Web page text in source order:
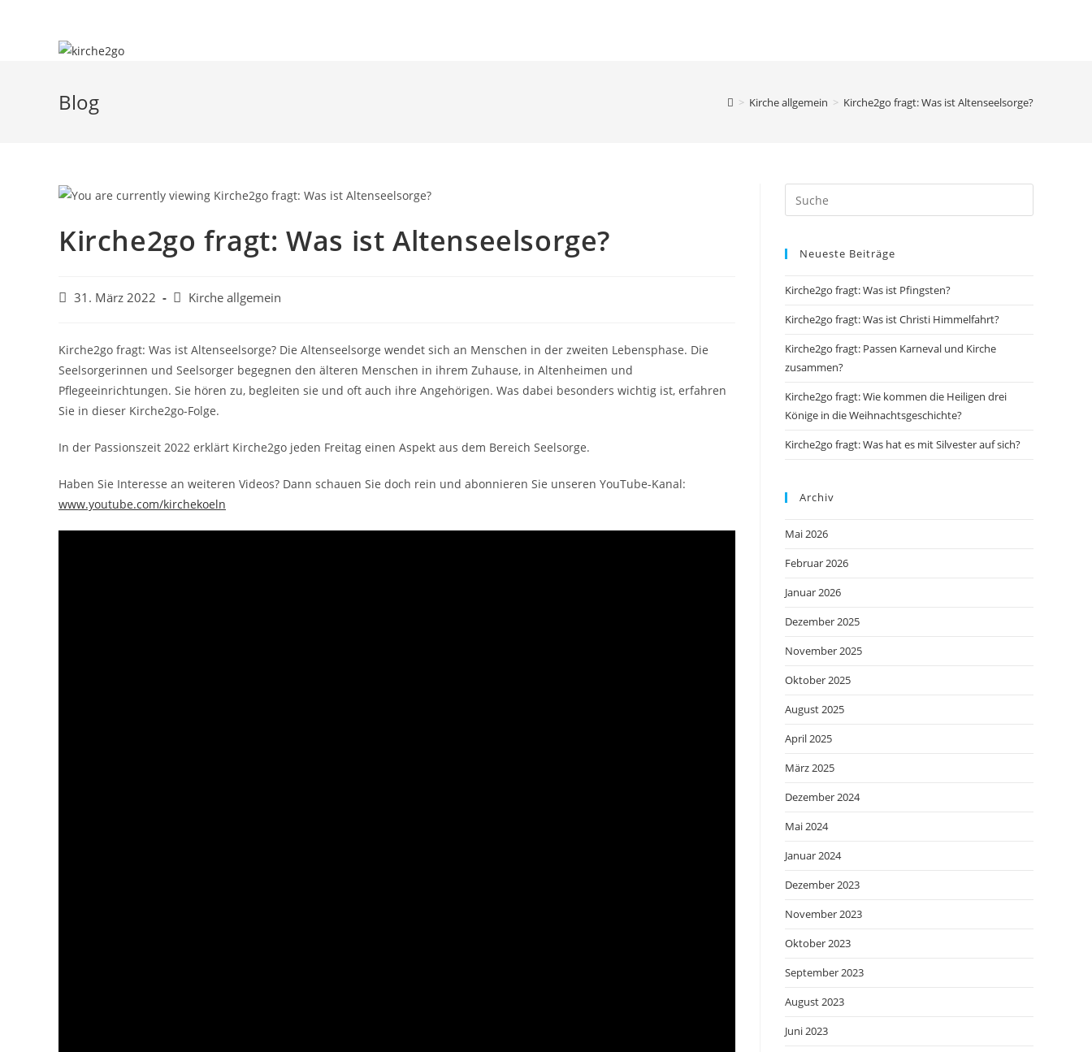
Blog > Kirche allgemein > Kirche2go fragt: Was ist Altenseelsorge?
Kirche2go fragt: Was ist Altenseelsorge?
Beitrag
31. März 2022
Beitrags-
Kirche allgemein
Kirche2go fragt: Was ist Altenseelsorge? Die Altenseelsorge wendet sich an Menschen in der zweiten Lebensphase. Die
Seelsorgerinnen und Seelsorger begegnen den älteren Menschen in ihrem Zuhause, in Altenheimen und
Pflegeeinrichtungen. Sie hören zu, begleiten sie und oft auch ihre Angehörigen. Was dabei besonders wichtig ist, erfahren
Sie in dieser Kirche2go-Folge.
In der Passionszeit 2022 erklärt Kirche2go jeden Freitag einen Aspekt aus dem Bereich Seelsorge.
Haben Sie Interesse an weiteren Videos? Dann schauen Sie doch rein und abonnieren Sie unseren YouTube-Kanal:
www.youtube.com/kirchekoeln
Neueste Beiträge
Kirche2go fragt: Was ist Pfingsten?
Kirche2go fragt: Was ist Christi Himmelfahrt?
Kirche2go fragt: Passen Karneval und Kirche
zusammen?
Kirche2go fragt: Wie kommen die Heiligen drei
Könige in die Weihnachtsgeschichte?
Kirche2go fragt: Was hat es mit Silvester auf sich?
Archiv
Mai 2026
Februar 2026
Januar 2026
Dezember 2025
November 2025
Oktober 2025
August 2025
April 2025
März 2025
Dezember 2024
Mai 2024
Januar 2024
Dezember 2023
November 2023
Oktober 2023
September 2023
August 2023
Juni 2023